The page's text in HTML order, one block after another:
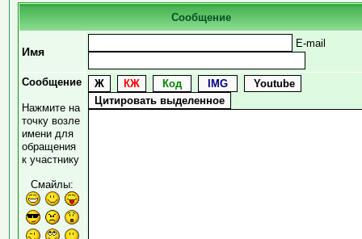
Сообщение
Имя
E-mail
Сообщение
Нажмите на
точку возле
имени для
обращения
к участнику
Смайлы: